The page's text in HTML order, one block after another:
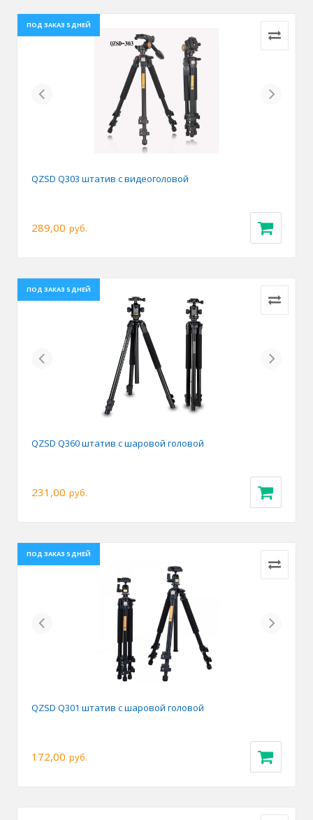
ПОД ЗАКАЗ 5 ДНЕЙ
Previous Next
QZSD Q303 штатив с видеоголовой
289,00 руб.
ПОД ЗАКАЗ 5 ДНЕЙ
Previous Next
QZSD Q360 штатив с шаровой головой
231,00 руб.
ПОД ЗАКАЗ 5 ДНЕЙ
Previous Next
QZSD Q301 штатив с шаровой головой
172,00 руб.